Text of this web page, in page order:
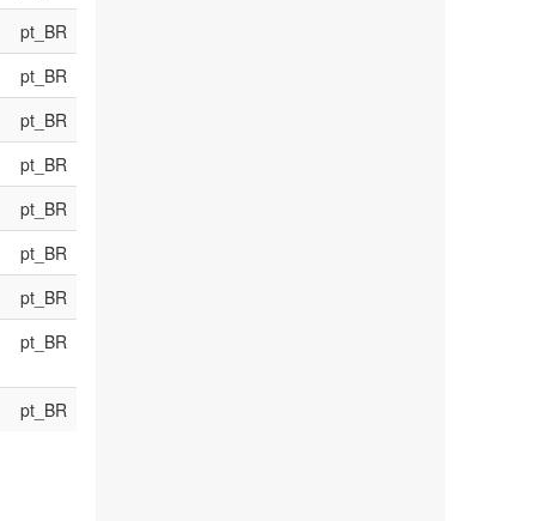
pt_BR
pt_BR
pt_BR
pt_BR
pt_BR
pt_BR
pt_BR
pt_BR
pt_BR